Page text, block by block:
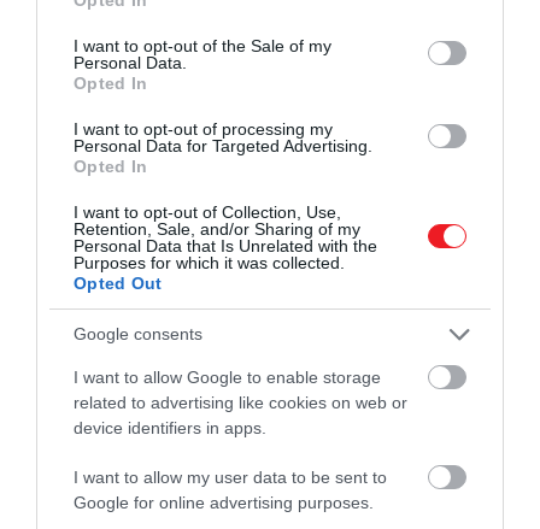
use your data for below specified purposes in below Google
consent section.
I want to opt-out of the Sale of my
Personal Data.
Opted In
I want to opt-out of processing my
Personal Data for Targeted Advertising.
Opted In
I want to opt-out of Collection, Use,
Retention, Sale, and/or Sharing of my
Personal Data that Is Unrelated with the
Purposes for which it was collected.
Opted Out
Google consents
I want to allow Google to enable storage
related to advertising like cookies on web or
device identifiers in apps.
I want to allow my user data to be sent to
Google for online advertising purposes.
Olaszországban kevésbé
Shutterstock
Mely európai országok követelik meg a
Ha nehezen megy a nyelvtanulás, érdemes figyelni
azokra az országokra, amelyek a külföldi
állampolgároknak nyelvvizsgát írnak elő a
letelepedési engedély kérelmezéséhez.
Németország az állandó tartózkodási engedély és az
állampolgárság megszerzéséhez is nyelvtudást kér.
Közös Európai Referenciakeret (KER) B1 szintjén kell,
hogy legyen.